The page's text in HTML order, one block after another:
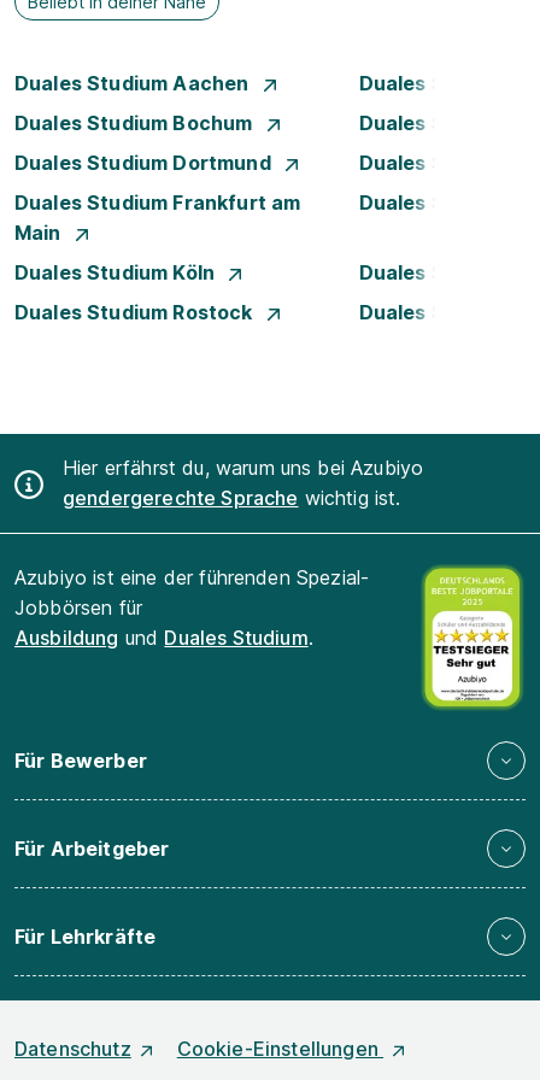
Duales Studium Aachen
Duales Studium
Duales Studium Bochum
Duales Studium
Duales Studium Dortmund
Duales Studium
Duales Studium Frankfurt am
Main
Duales Studium
Duales Studium Köln
Duales Studium
Duales Studium Rostock
Duales Studium
Hier erfährst du, warum uns bei Azubiyo
gendergerechte Sprache wichtig ist.
Azubiyo ist eine der führenden Spezial-
Jobbörsen für
Ausbildung und Duales Studium.
Für Bewerber
Für Arbeitgeber
Für Lehrkräfte
Datenschutz
Cookie-Einstellungen